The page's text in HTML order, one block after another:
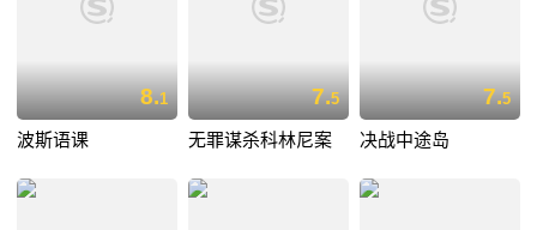
8.1
波斯语课
7.5
无罪谋杀科林尼案
7.5
决战中途岛